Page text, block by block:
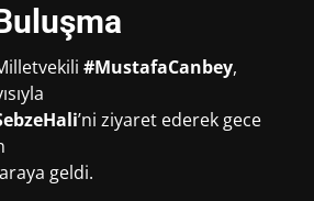
#MustafaCanbey,
’ni ziyaret ederek gece
geldi.